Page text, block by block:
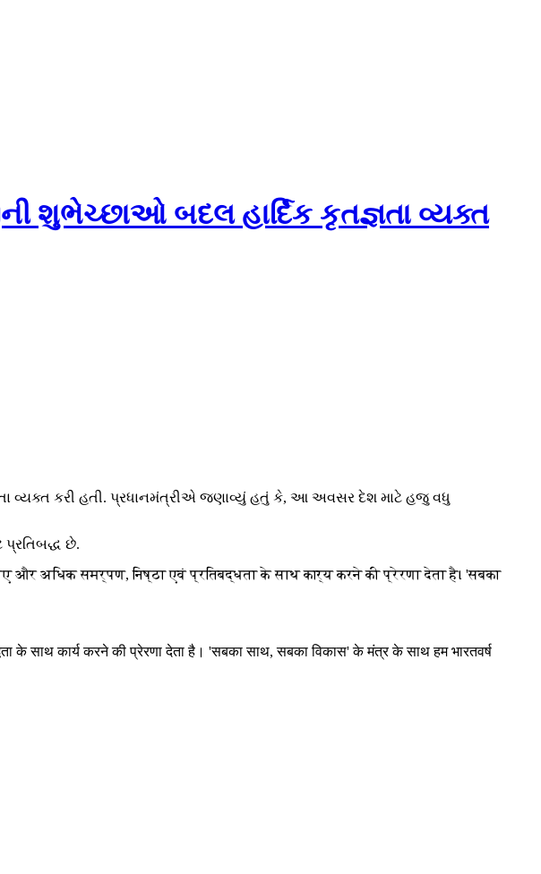
શુભેચ્છાઓ બદલ હાર્દિક કૃતજ્ઞતા વ્યક્ત
વ્યક્ત કરી હતી. પ્રધાનમંત્રીએ જણાવ્યું હતું કે, આ અવસર દેશ માટે હજુ વધુ
પ્રતિબદ્ધ છે.
अधिक समर्पण, निष्ठा एवं प्रतिबद्धता के साथ कार्य करने की प्रेरणा देता है। 'सबका
के साथ कार्य करने की प्रेरणा देता है। 'सबका साथ, सबका विकास' के मंत्र के साथ हम भारतवर्ष